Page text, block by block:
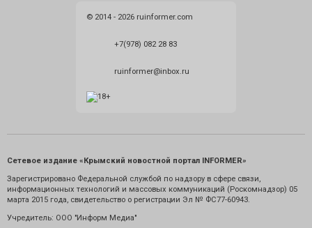
© 2014 - 2026 ruinformer.com
+7(978) 082 28 83
ruinformer@inbox.ru
Сетевое издание «Крымский новостной портал INFORMER»
Зарегистрировано Федеральной службой по надзору в сфере связи,
информационных технологий и массовых коммуникаций (Роскомнадзор) 05
марта 2015 года, свидетельство о регистрации Эл № ФС77-60943.
Учредитель: ООО "Информ Медиа"